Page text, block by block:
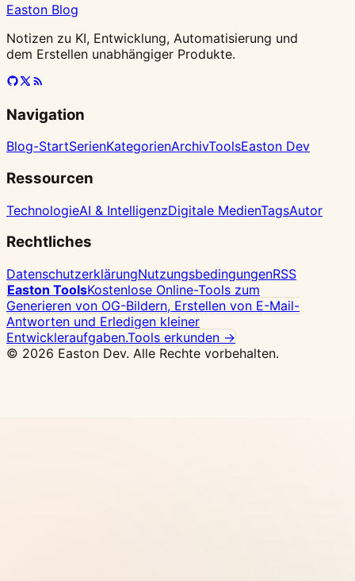
Easton Blog
Notizen zu KI, Entwicklung, Automatisierung und
dem Erstellen unabhängiger Produkte.
Navigation
Blog-StartSerienKategorienArchivToolsEaston Dev
Ressourcen
TechnologieAI & IntelligenzDigitale MedienTagsAutor
Rechtliches
DatenschutzerklärungNutzungsbedingungenRSS
Easton ToolsKostenlose Online-Tools zum
Generieren von OG-Bildern, Erstellen von E-Mail-
Antworten und Erledigen kleiner
Entwickleraufgaben.Tools erkunden →
© 2026 Easton Dev. Alle Rechte vorbehalten.